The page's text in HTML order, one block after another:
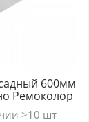
600мм
Ремоколор
>10 шт